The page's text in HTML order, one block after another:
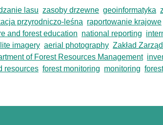
lasu zasoby drzewne geoinformatyka
przyrodniczo-leśna raportowanie krajowe
and forest education national reporting
imagery aerial photography Zakład
of Forest Resources Management
resources forest monitoring monitoring